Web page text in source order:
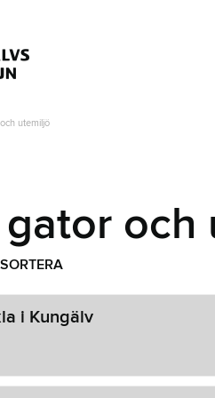
utemiljö
gator och
SORTERA
i Kungälv